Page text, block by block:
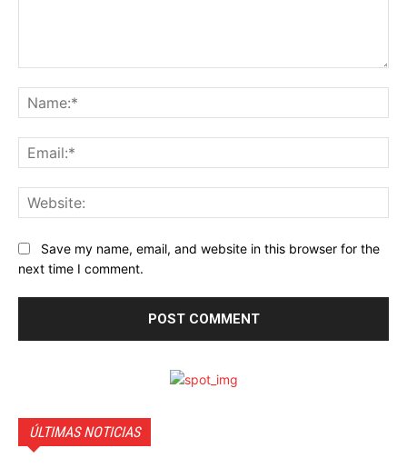
Save my name, email, and website in this browser for the
next time I comment.
ÚLTIMAS NOTICIAS